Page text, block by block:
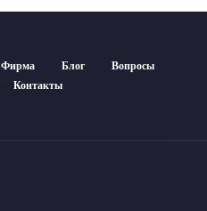
Фирма Блог
Вопросы
Контакты